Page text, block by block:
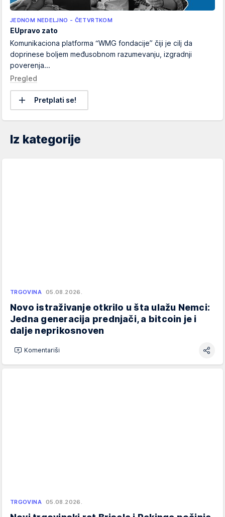
JEDNOM NEDELJNO - ČETVRTKOM
EUpravo zato
Komunikaciona platforma “WMG fondacije” čiji je cilj da
doprinese boljem međusobnom razumevanju, izgradnji
poverenja...
Pregled
Pretplati se!
Iz kategorije
TRGOVINA 05.08.2026.
Novo istraživanje otkrilo u šta ulažu Nemci:
Jedna generacija prednjači, a bitcoin je i
dalje neprikosnoven
Komentariši
TRGOVINA 05.08.2026.